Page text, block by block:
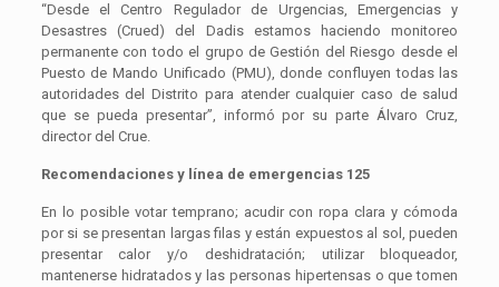
“Desde el Centro Regulador de Urgencias, Emergencias y
Desastres (Crued) del Dadis estamos haciendo monitoreo
permanente con todo el grupo de Gestión del Riesgo desde el
Puesto de Mando Unificado (PMU), donde confluyen todas las
autoridades del Distrito para atender cualquier caso de salud
que se pueda presentar”, informó por su parte Álvaro Cruz,
director del Crue.
Recomendaciones y línea de emergencias 125
En lo posible votar temprano; acudir con ropa clara y cómoda
por si se presentan largas filas y están expuestos al sol, pueden
presentar calor y/o deshidratación; utilizar bloqueador,
mantenerse hidratados y las personas hipertensas o que tomen